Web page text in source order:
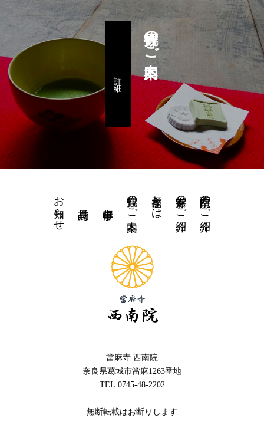
拝観のご案内
西南院のご紹介
當麻寺のご紹介
水琴窟とは
拝観のご案内
お知らせ
當麻寺 西南院
奈良県葛城市當麻1263番地
TEL.0745-48-2202
無断転載はお断りします